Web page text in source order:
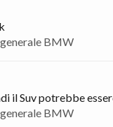
BMW
il Suv potrebbe
BMW